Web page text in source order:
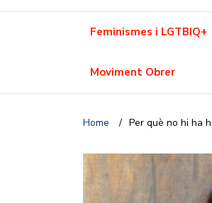
Feminismes i LGTBIQ+
Moviment Obrer
Home / Per què no hi ha